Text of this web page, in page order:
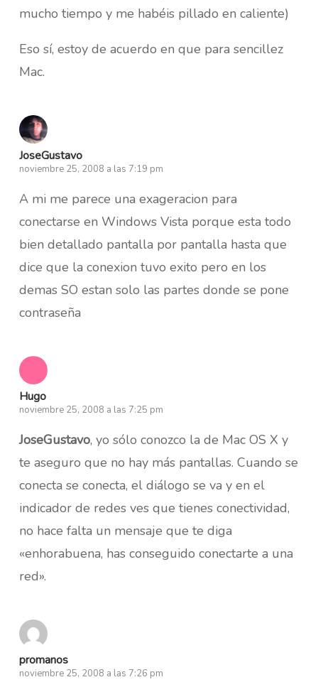
mucho tiempo y me habéis pillado en caliente)
Eso sí, estoy de acuerdo en que para sencillez
Mac.
JoseGustavo
noviembre 25, 2008 a las 7:19 pm
A mi me parece una exageracion para
conectarse en Windows Vista porque esta todo
bien detallado pantalla por pantalla hasta que
dice que la conexion tuvo exito pero en los
demas SO estan solo las partes donde se pone
contraseña
Hugo
noviembre 25, 2008 a las 7:25 pm
JoseGustavo, yo sólo conozco la de Mac OS X y
te aseguro que no hay más pantallas. Cuando se
conecta se conecta, el diálogo se va y en el
indicador de redes ves que tienes conectividad,
no hace falta un mensaje que te diga
«enhorabuena, has conseguido conectarte a una
red».
promanos
noviembre 25, 2008 a las 7:26 pm